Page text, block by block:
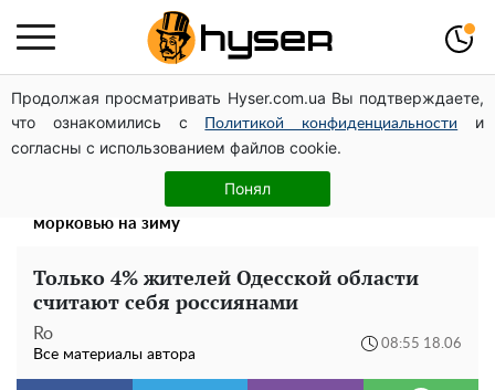
Продолжая просматривать Hyser.com.ua Вы подтверждаете,
что ознакомились с
Политикой конфиденциальности
и
согласны с использованием файлов cookie.
Понял
Весь секрет в одной таблетке аспирина: рецепт
хрустящей и сочной капусты на зиму. Даже пяти банок
вам будет мало
Такой закуски всегда оказывается мало: рецепт
помидоров по-корейски со сладким перцем и
морковью на зиму
Только 4% жителей Одесской области
считают себя россиянами
Ro
Все материалы автора
08:55 18.06